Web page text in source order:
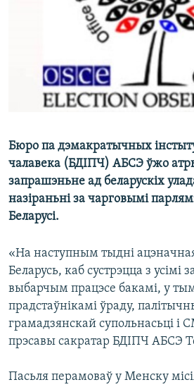
НА ХВАЛЯХ СВАБОДЫ
Бюро па дэмакратычных
чалавека (БДІПЧ) АБСЭ ўжо
запрашэньне ад беларускіх
назіраньні за чарговымі
Беларусі.
«На наступным тыдні
Беларусь, каб сустрэцца з усімі
выбарчым працэсе бакамі, у тым
прадстаўнікамі ўраду,
грамадзянскай супольнасьці і
прэсавы сакратар БДІПЧ АБСЭ
Пасьля перамоваў у Менску